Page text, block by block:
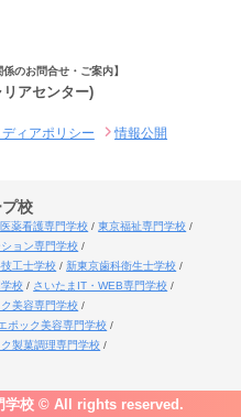
のお問合せ・ご案内】
リアセンター)
ィアポリシー 情報公開
校
薬看護専門学校
東京福祉専門学校
ョン専門学校
工士学校
新東京歯科衛生士学校
校
さいたまIT・WEB専門学校
美容専門学校
ポック美容専門学校
製菓調理専門学校
学校 © All rights reserved.